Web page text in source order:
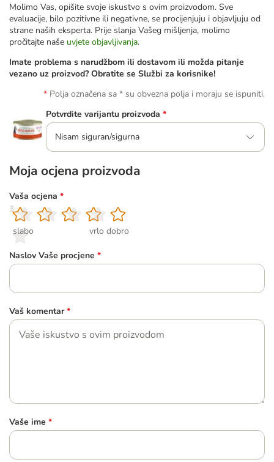
Molimo Vas, opišite svoje iskustvo s ovim proizvodom. Sve
evaluacije, bilo pozitivne ili negativne, se procijenjuju i objavljuju od
strane naših eksperta. Prije slanja Vašeg mišljenja, molimo
pročitajte naše uvjete objavljivanja.
Imate problema s narudžbom ili dostavom ili možda pitanje
vezano uz proizvod? Obratite se Službi za korisnike!
Polja označena sa * su obvezna polja i moraju se ispuniti.
Potvrdite varijantu proizvoda *
Nisam siguran/sigurna
Moja ocjena proizvoda
Vaša ocjena *
1
slabo
2
3
4
5
vrlo dobro
Naslov Vaše procjene *
Vaš komentar *
Vaše ime *